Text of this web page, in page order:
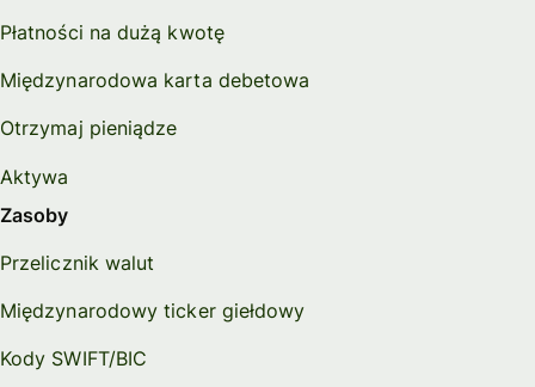
Płatności na dużą kwotę
Międzynarodowa karta debetowa
Otrzymaj pieniądze
Aktywa
Zasoby
Przelicznik walut
Międzynarodowy ticker giełdowy
Kody SWIFT/BIC